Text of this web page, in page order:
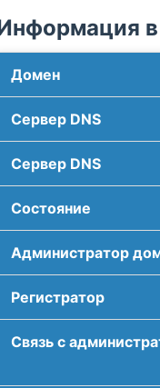
в
Домен
Сервер DNS
Сервер DNS
Соcтояние
Администратор
Регистратор
Связь с